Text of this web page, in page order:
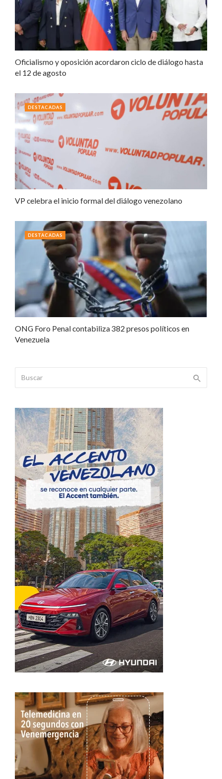
Oficialismo y oposición acordaron ciclo de diálogo hasta
el 12 de agosto
VP celebra el inicio formal del diálogo venezolano
DESTACADAS
ONG Foro Penal contabiliza 382 presos políticos en
Venezuela
DESTACADAS